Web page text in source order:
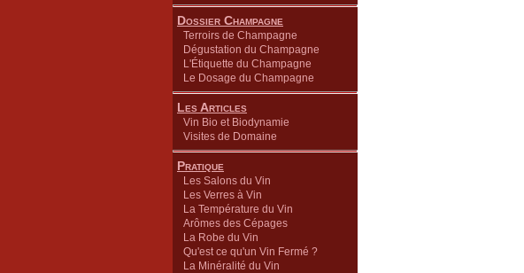
Dossier Champagne
Terroirs de Champagne
Dégustation du Champagne
L'Étiquette du Champagne
Le Dosage du Champagne
Les Articles
Vin Bio et Biodynamie
Visites de Domaine
Pratique
Les Salons du Vin
Les Verres à Vin
La Température du Vin
Arômes des Cépages
La Robe du Vin
Qu'est ce qu'un Vin Fermé ?
La Minéralité du Vin